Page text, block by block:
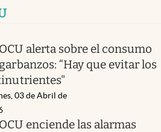
alerta sobre el consumo
“Hay que evitar los
03 de Abril de
enciende las alarmas